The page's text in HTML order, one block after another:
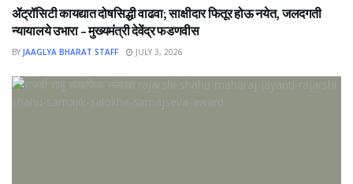
ॲट्रॉसिटी कायद्यात दोषसिद्धी वाढवा; साक्षीदार फितूर होऊ नयेत, जलदगती
न्यायालये उभारा – मुख्यमंत्री देवेंद्र फडणवीस
BY JAAGLYA BHARAT STAFF JULY 3, 2026